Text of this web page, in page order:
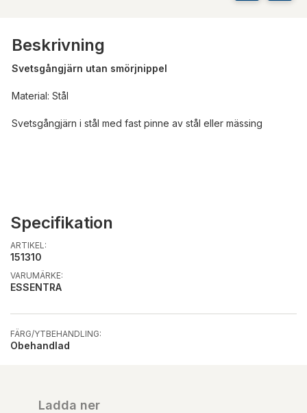
Beskrivning
Svetsgångjärn utan smörjnippel
Material: Stål
Svetsgångjärn i stål med fast pinne av stål eller mässing
Specifikation
ARTIKEL:
151310
VARUMÄRKE:
ESSENTRA
FÄRG/YTBEHANDLING:
Obehandlad
Ladda ner